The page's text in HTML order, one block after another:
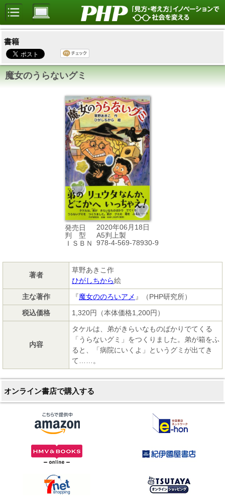
書籍
魔女のうらないグミ
発売日
2020年06月18日
判 型
A5判上製
ＩＳＢＮ
978-4-569-78930-9
著者
草野あきこ作
ひがしちから絵
主な著作
『魔女ののろいアメ 』（PHP研究所）
税込価格
1,320円（本体価格1,200円）
内容
タケルは、弟がきらいなものばかりでてくる
「うらないグミ」をつくりました。弟が箱をふ
ると、「病院にいくよ」というグミが出てき
て……。
オンライン書店で購入する